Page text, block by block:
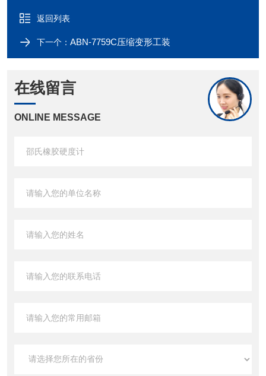
返回列表
下一个： ABN-7759C压缩变形工装
在线留言
ONLINE MESSAGE